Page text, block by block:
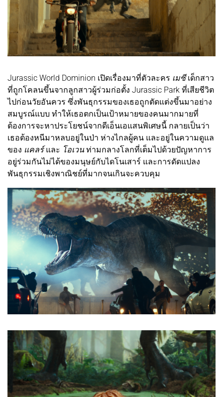
Jurassic World Dominion เปิดเรื่องมาที่ตัวละคร เมซีเด็กสาว
ที่ถูกโคลนขึ้นจากลูกสาวผู้ร่วมก่อตั้ง Jurassic Park ที่เสียชีวิต
ไปก่อนวัยอันควร ซึ่งพันธุกรรมของเธอถูกตัดแต่งขึ้นมาอย่าง
สมบูรณ์แบบ ทำให้เธอตกเป็นเป้าหมายของคนมากมายที่
ต้องการจะหาประโยชน์จากดีเอ็นเอแสนพิเศษนี้ กลายเป็นว่า
เธอต้องหนีมาหลบอยู่ในป่า ห่างไกลผู้คน และอยู่ในความดูแล
ของ แคลร์และ โอเวน ท่ามกลางโลกที่เต็มไปด้วยปัญหาการ
อยู่ร่วมกันไม่ได้ของมนุษย์กับไดโนเสาร์ และการดัดแปลง
พันธุกรรมเชิงพาณิชย์ที่มากจนเกินจะควบคุม